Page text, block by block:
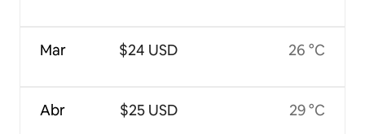
Mar
Abr
$24 USD
$25 USD
26 °C
29 °C